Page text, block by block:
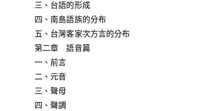
三、台語的形成
四、南島語族的分布
五、台灣客家次方言的分布
第二章 語音篇
一、前言
二、元音
三、聲母
四、聲調